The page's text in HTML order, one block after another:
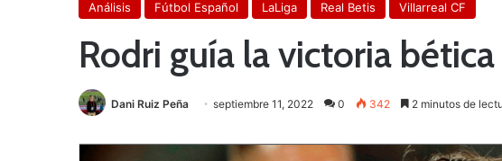
Análisis Fútbol Español LaLiga Real Betis Villarreal CF
Rodri guía la victoria
Dani Ruiz Peña septiembre 11, 2022 0 342 2 minutos de